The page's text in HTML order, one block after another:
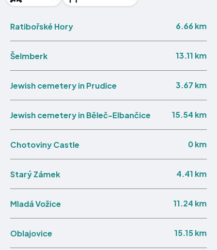
Ratibořské Hory 6.66 km
Šelmberk 13.11 km
Jewish cemetery in Prudice 3.67 km
Jewish cemetery in Běleč-Elbančice 15.54 km
Chotoviny Castle 0 km
Starý Zámek 4.41 km
Mladá Vožice 11.24 km
Oblajovice 15.15 km